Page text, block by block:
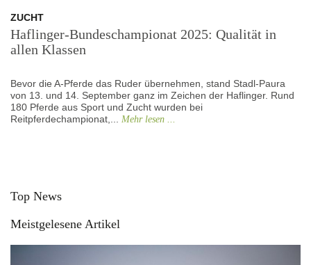
ZUCHT
Haflinger-Bundeschampionat 2025: Qualität in
allen Klassen
Bevor die A-Pferde das Ruder übernehmen, stand Stadl-Paura
von 13. und 14. September ganz im Zeichen der Haflinger. Rund
180 Pferde aus Sport und Zucht wurden bei
Reitpferdechampionat,... Mehr lesen ...
Top News
Meistgelesene Artikel